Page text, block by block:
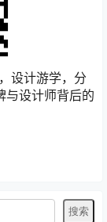
设计游学，分
与设计师背后的